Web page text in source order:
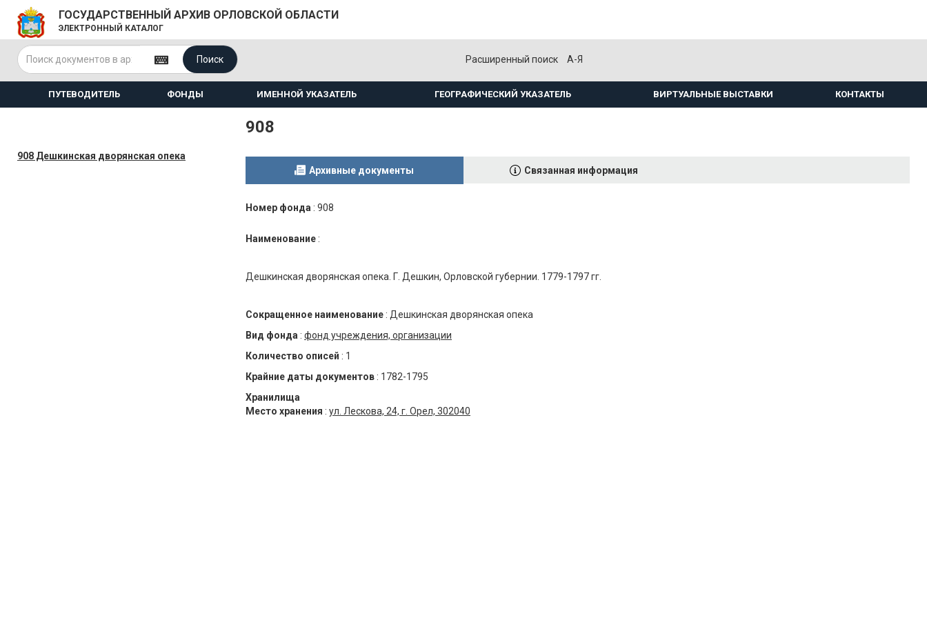
ГОСУДАРСТВЕННЫЙ АРХИВ ОРЛОВСКОЙ ОБЛАСТИ
ЭЛЕКТРОННЫЙ КАТАЛОГ
Поиск Расширенный поиск А-Я
ПУТЕВОДИТЕЛЬ ФОНДЫ ИМЕННОЙ УКАЗАТЕЛЬ ГЕОГРАФИЧЕСКИЙ УКАЗАТЕЛЬ ВИРТУАЛЬНЫЕ ВЫСТАВКИ КОНТАКТЫ
908 Дешкинская дворянская опека
908
Архивные документы Связанная информация
Номер фонда : 908
Наименование :
Дешкинская дворянская опека. Г. Дешкин, Орловской губернии. 1779-1797 гг.
Сокращенное наименование : Дешкинская дворянская опека
Вид фонда : фонд учреждения, организации
Количество описей : 1
Крайние даты документов : 1782-1795
Хранилища
Место хранения : ул. Лескова, 24, г. Орел, 302040